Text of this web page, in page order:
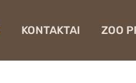
KONTAKTAI ZOO